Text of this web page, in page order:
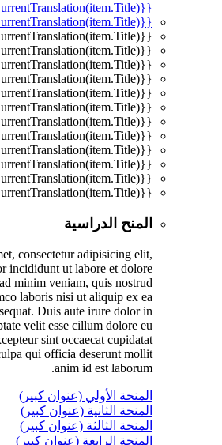
{{mmc.getCurrentTranslation(item.Title)}}
{{mmc.getCurrentTranslation(item.Title)}}
{{mmc.getCurrentTranslation(item.Title)}}
{{mmc.getCurrentTranslation(item.Title)}}
{{mmc.getCurrentTranslation(item.Title)}}
{{mmc.getCurrentTranslation(item.Title)}}
{{mmc.getCurrentTranslation(item.Title)}}
{{mmc.getCurrentTranslation(item.Title)}}
{{mmc.getCurrentTranslation(item.Title)}}
{{mmc.getCurrentTranslation(item.Title)}}
{{mmc.getCurrentTranslation(item.Title)}}
{{mmc.getCurrentTranslation(item.Title)}}
{{mmc.getCurrentTranslation(item.Title)}}
{{mmc.getCurrentTranslation(item.Title)}}
المنح الدراسية
consectetur adipisicing elit,
incididunt ut labore et dolore
minim veniam, quis nostrud
laboris nisi ut aliquip ex ea
Duis aute irure dolor in
velit esse cillum dolore eu
sint occaecat cupidatat
qui officia deserunt mollit
anim id est laborum.
المنحة الأولي (عنوان كبير)
المنحة الثانية (عنوان كبير)
المنحة الثالثة (عنوان كبير)
المنحة الرابعة (عنوان كبير)